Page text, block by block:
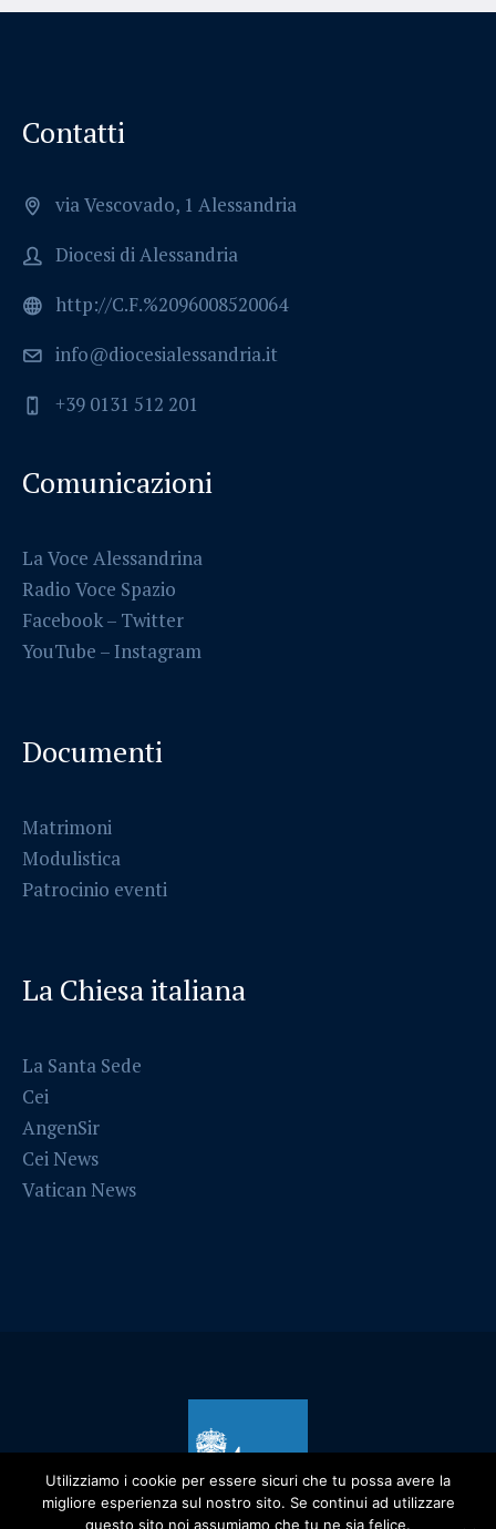
Contatti
via Vescovado, 1 Alessandria
Diocesi di Alessandria
http://C.F.%2096008520064
info@diocesialessandria.it
+39 0131 512 201
Comunicazioni
La Voce Alessandrina
Radio Voce Spazio
Facebook– Twitter
YouTube – Instagram
Documenti
Matrimoni
Modulistica
Patrocinio eventi
La Chiesa italiana
La Santa Sede
Cei
AngenSir
Cei News
Vatican News
Utilizziamo i cookie per essere sicuri che tu possa avere la
migliore esperienza sul nostro sito. Se continui ad utilizzare
questo sito noi assumiamo che tu ne sia felice.